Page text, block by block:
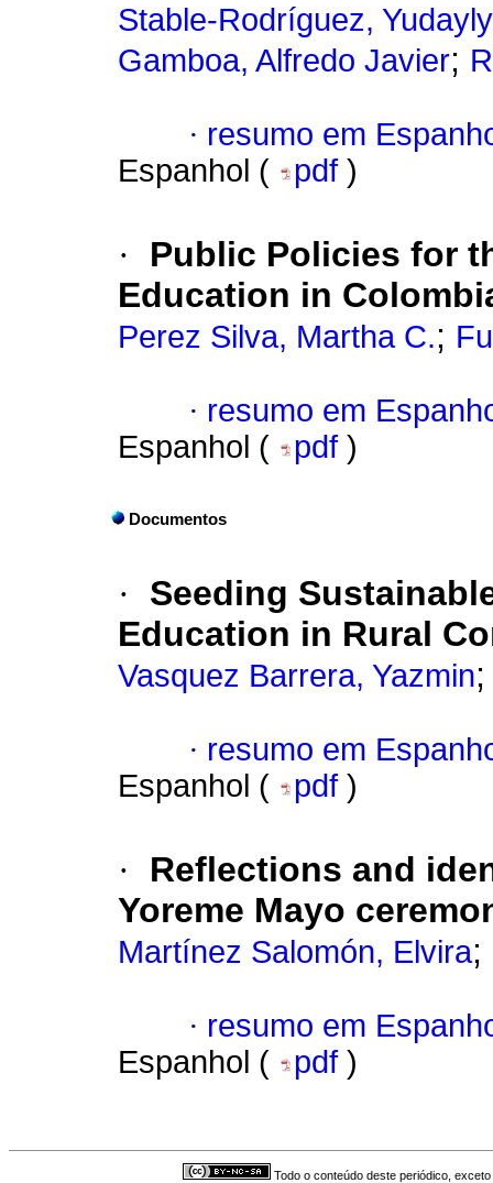
Stable-Rodríguez, Yudayly
Gamboa, Alfredo Javier;
· resumo em
Espanhol (
pdf )
·
Public Policies for
Education in
Perez Silva, Martha C.;
· resumo em
Espanhol (
pdf )
Documentos
·
Seeding
Education in Rural
Vasquez Barrera, Yazmin
· resumo em
Espanhol (
pdf )
·
Reflections and
Yoreme Mayo
Martínez Salomón, Elvira;
· resumo em
Espanhol (
pdf )
Todo o conteúdo deste periódico,